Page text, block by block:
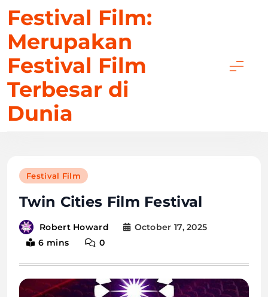
content
Festival Film:
Merupakan
Festival Film
Terbesar di
Dunia
Festival Film
Twin Cities Film Festival
Robert Howard
October 17, 2025
6 mins
0